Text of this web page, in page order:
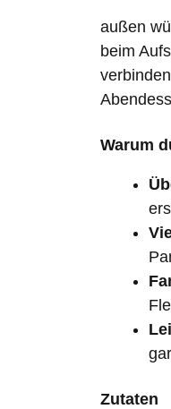
außen
beim
Warum
Zutaten